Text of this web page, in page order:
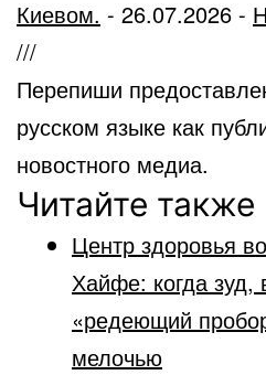
Киевом. - 26.07.2026 -
///
Перепиши
русском языке как
новостного медиа.
Читайте также
Центр здоровья
Хайфе: когда зуд,
«редеющий
мелочью